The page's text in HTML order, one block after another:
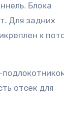
Блока
Для задних
к
отсек для